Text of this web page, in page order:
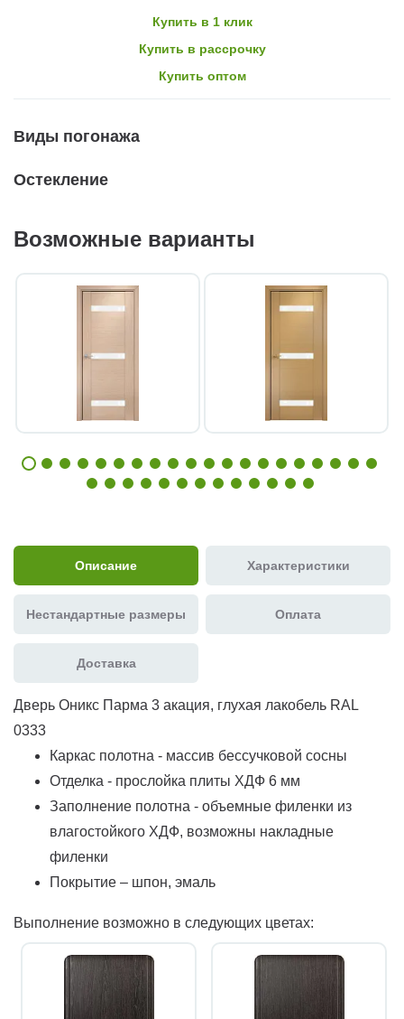
Купить в 1 клик
Купить в рассрочку
Купить оптом
Виды погонажа
Остекление
Возможные варианты
Описание Характеристики
Нестандартные размеры Оплата
Доставка
Дверь Оникс Парма 3 акация, глухая лакобель RAL
0333
Каркас полотна - массив бессучковой сосны
Отделка - прослойка плиты ХДФ 6 мм
Заполнение полотна - объемные филенки из
влагостойкого ХДФ, возможны накладные
филенки
Покрытие – шпон, эмаль
Выполнение возможно в следующих цветах: